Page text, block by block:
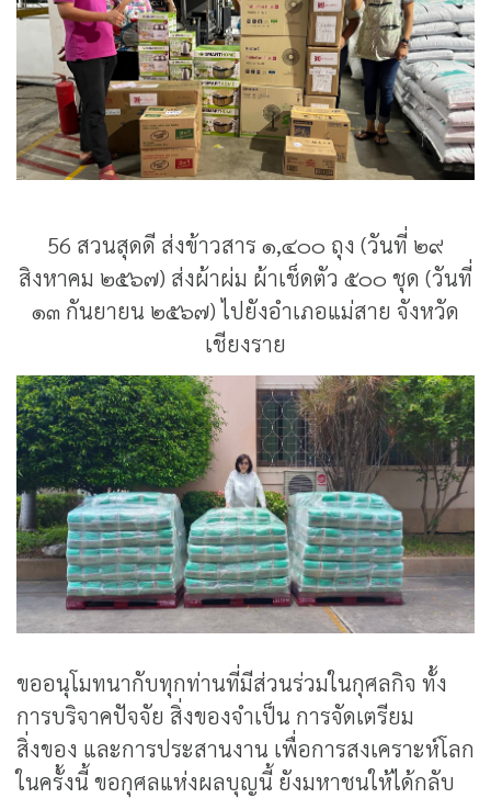
56 สวนสุดดี ส่งข้าวสาร ๑,๔๐๐ ถุง (วันที่ ๒๙
สิงหาคม ๒๕๖๗) ส่งผ้าผ่ม ผ้าเช็ดตัว ๕๐๐ ชุด (วันที่
๑๓ กันยายน ๒๕๖๗) ไปยังอำเภอแม่สาย จังหวัด
เชียงราย
ขออนุโมทนากับทุกท่านที่มีส่วนร่วมในกุศลกิจ ทั้ง
การบริจาคปัจจัย สิ่งของจำเป็น การจัดเตรียม
สิ่งของ และการประสานงาน เพื่อการสงเคราะห์โลก
ในครั้งนี้ ขอกุศลแห่งผลบุญนี้ ยังมหาชนให้ได้กลับ